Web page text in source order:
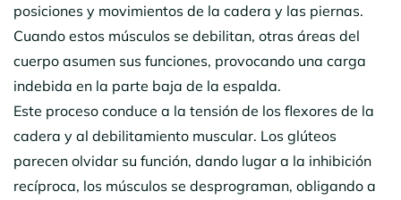
posiciones y movimientos de la cadera y las piernas.
Cuando estos músculos se debilitan, otras áreas del
cuerpo asumen sus funciones, provocando una carga
indebida en la parte baja de la espalda.
Este proceso conduce a la tensión de los flexores de la
cadera y al debilitamiento muscular. Los glúteos
parecen olvidar su función, dando lugar a la inhibición
recíproca, los músculos se desprograman, obligando a